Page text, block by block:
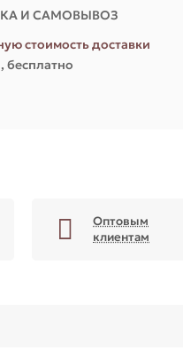
И САМОВЫВОЗ
стоимость доставки
бесплатно
Оптовым
клиентам